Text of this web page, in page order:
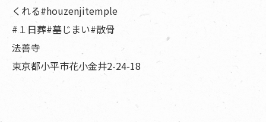
くれる#houzenjitemple
#１日葬#墓じまい#散骨
法善寺
東京都小平市花小金井2-24-18